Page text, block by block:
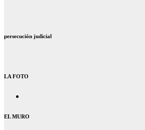
persecución judicial
LA FOTO
EL MURO